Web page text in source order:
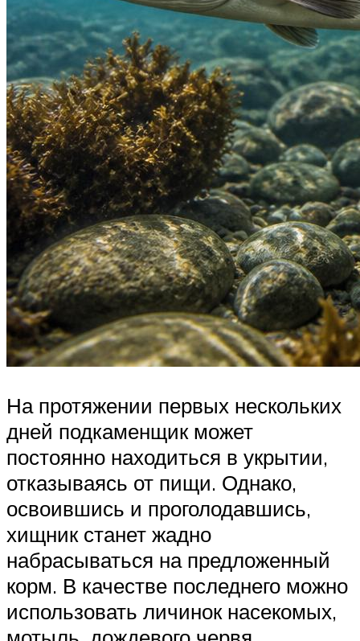
На протяжении первых нескольких
дней подкаменщик может
постоянно находиться в укрытии,
отказываясь от пищи. Однако,
освоившись и проголодавшись,
хищник станет жадно
набрасываться на предложенный
корм. В качестве последнего можно
использовать личинок насекомых,